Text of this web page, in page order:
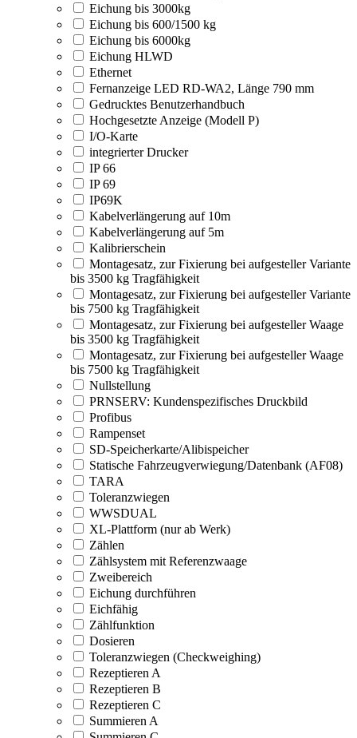
Eichung bis 3000kg
Eichung bis 600/1500 kg
Eichung bis 6000kg
Eichung HLWD
Ethernet
Fernanzeige LED RD-WA2, Länge 790 mm
Gedrucktes Benutzerhandbuch
Hochgesetzte Anzeige (Modell P)
I/O-Karte
integrierter Drucker
IP 66
IP 69
IP69K
Kabelverlängerung auf 10m
Kabelverlängerung auf 5m
Kalibrierschein
Montagesatz, zur Fixierung bei aufgesteller Variante
bis 3500 kg Tragfähigkeit
Montagesatz, zur Fixierung bei aufgesteller Variante
bis 7500 kg Tragfähigkeit
Montagesatz, zur Fixierung bei aufgesteller Waage
bis 3500 kg Tragfähigkeit
Montagesatz, zur Fixierung bei aufgesteller Waage
bis 7500 kg Tragfähigkeit
Nullstellung
PRNSERV: Kundenspezifisches Druckbild
Profibus
Rampenset
SD-Speicherkarte/Alibispeicher
Statische Fahrzeugverwiegung/Datenbank (AF08)
TARA
Toleranzwiegen
WWSDUAL
XL-Plattform (nur ab Werk)
Zählen
Zählsystem mit Referenzwaage
Zweibereich
Eichung durchführen
Eichfähig
Zählfunktion
Dosieren
Toleranzwiegen (Checkweighing)
Rezeptieren A
Rezeptieren B
Rezeptieren C
Summieren A